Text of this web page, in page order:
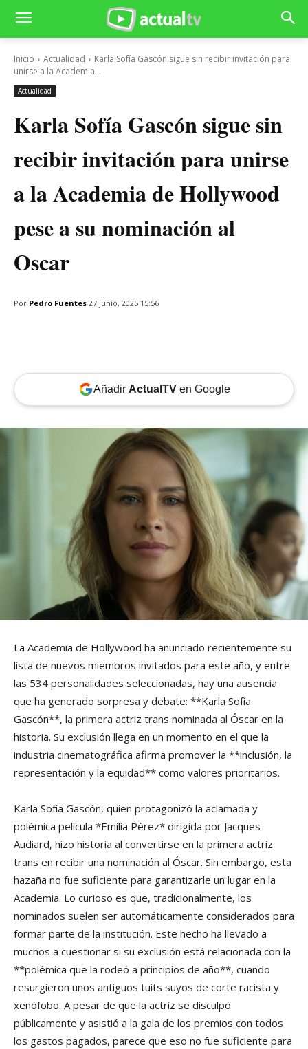
Inicio Actualidad
Karla Sofía Gascón sigue sin recibir invitación para
unirse a la Academia...
Actualidad
Karla Sofía Gascón sigue sin
recibir invitación para unirse
a la Academia de Hollywood
pese a su nominación al
Oscar
Por Pedro Fuentes 27 junio, 2025 15:56
Añadir ActualTVen Google
La Academia de Hollywood ha anunciado recientemente su
lista de nuevos miembros invitados para este año, y entre
las 534 personalidades seleccionadas, hay una ausencia
que ha generado sorpresa y debate: **Karla Sofía
Gascón**, la primera actriz trans nominada al Óscar en la
historia. Su exclusión llega en un momento en el que la
industria cinematográfica afirma promover la **inclusión, la
representación y la equidad** como valores prioritarios.
Karla Sofía Gascón, quien protagonizó la aclamada y
polémica película *Emilia Pérez* dirigida por Jacques
Audiard, hizo historia al convertirse en la primera actriz
trans en recibir una nominación al Óscar. Sin embargo, esta
hazaña no fue suficiente para garantizarle un lugar en la
Academia. Lo curioso es que, tradicionalmente, los
nominados suelen ser automáticamente considerados para
formar parte de la institución. Este hecho ha llevado a
muchos a cuestionar si su exclusión está relacionada con la
**polémica que la rodeó a principios de año**, cuando
resurgieron unos antiguos tuits suyos de corte racista y
xenófobo. A pesar de que la actriz se disculpó
públicamente y asistió a la gala de los premios con todos
los gastos pagados, parece que eso no fue suficiente para